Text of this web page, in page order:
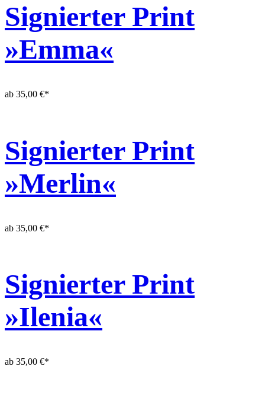
Signierter Print
»Emma«
ab 35,00 €*
Signierter Print
»Merlin«
ab 35,00 €*
Signierter Print
»Ilenia«
ab 35,00 €*